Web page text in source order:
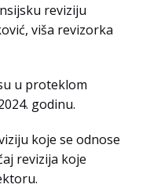
reviziju
viša revizorka
u proteklom
godinu.
koje se odnose
revizija koje